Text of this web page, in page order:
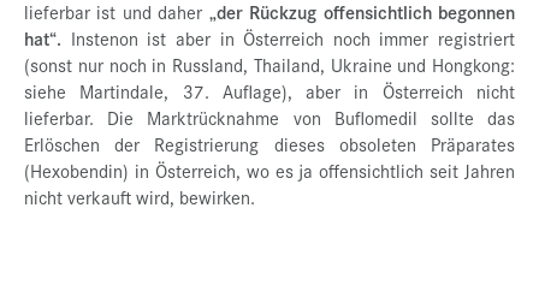
lieferbar ist und daher „der Rückzug offensichtlich begonnen
hat“. Instenon ist aber in Österreich noch immer registriert
(sonst nur noch in Russland, Thailand, Ukraine und Hongkong:
siehe Martindale, 37. Auflage), aber in Österreich nicht
lieferbar. Die Marktrücknahme von Buflomedil sollte das
Erlöschen der Registrierung dieses obsoleten Präparates
(Hexobendin) in Österreich, wo es ja offensichtlich seit Jahren
nicht verkauft wird, bewirken.